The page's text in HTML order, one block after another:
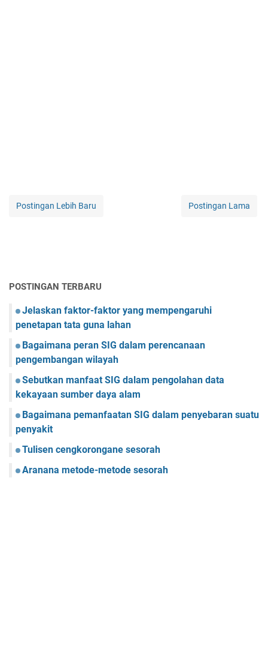
Postingan Lebih Baru Postingan Lama
POSTINGAN TERBARU
Jelaskan faktor-faktor yang mempengaruhi
penetapan tata guna lahan
Bagaimana peran SIG dalam perencanaan
pengembangan wilayah
Sebutkan manfaat SIG dalam pengolahan data
kekayaan sumber daya alam
Bagaimana pemanfaatan SIG dalam penyebaran suatu
penyakit
Tulisen cengkorongane sesorah
Aranana metode-metode sesorah